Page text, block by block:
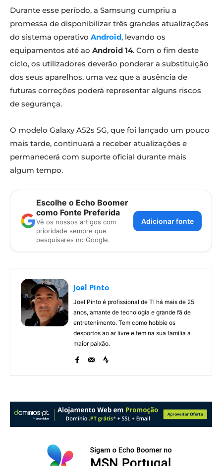
Durante esse período, a Samsung cumpriu a
promessa de disponibilizar três grandes atualizações
do sistema operativo Android, levando os
equipamentos até ao Android 14. Com o fim deste
ciclo, os utilizadores deverão ponderar a substituição
dos seus aparelhos, uma vez que a ausência de
futuras correções poderá representar alguns riscos
de segurança.
O modelo Galaxy A52s 5G, que foi lançado um pouco
mais tarde, continuará a receber atualizações e
permanecerá com suporte oficial durante mais
algum tempo.
Escolhe o Echo Boomer
como Fonte Preferida
Vê os nossos artigos com
prioridade sempre que
pesquisares no Google.
Adicionar fonte
Joel Pinto
Joel Pinto é profissional de TI há mais de 25
anos, amante de tecnologia e grande fã de
entretenimento. Tem como hobbie os
desportos ao ar livre e tem na sua família a
maior paixão.